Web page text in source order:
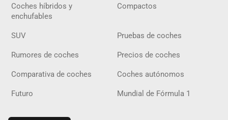
Coches híbridos y
enchufables
Compactos
SUV Pruebas de coches
Rumores de coches Precios de coches
Comparativa de coches Coches autónomos
Futuro Mundial de Fórmula 1